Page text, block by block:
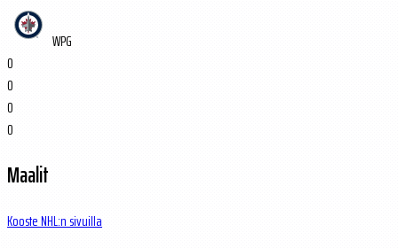
WPG
0
0
0
0
Maalit
Kooste NHL:n sivuilla